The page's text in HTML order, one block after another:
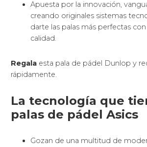
Apuesta por la innovación,
creando originales sistemas
darte las palas más perfectas
calidad.
Regala esta pala de pádel Dunlop y
rápidamente.
La tecnología que
palas de pádel Asics
Gozan de una multitud de